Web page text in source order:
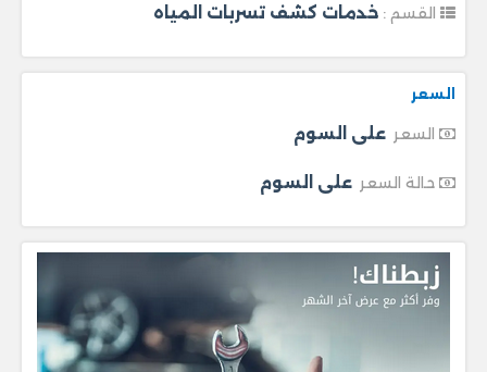
خدمات كشف تسربات المياه
السعر
السعر على السوم
حالة السعر على السوم